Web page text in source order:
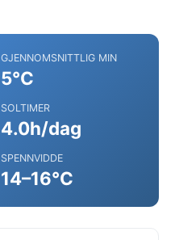
GJENNOMSNITTLIG MIN
5°C
SOLTIMER
4.0h/dag
SPENNVIDDE
14–16°C